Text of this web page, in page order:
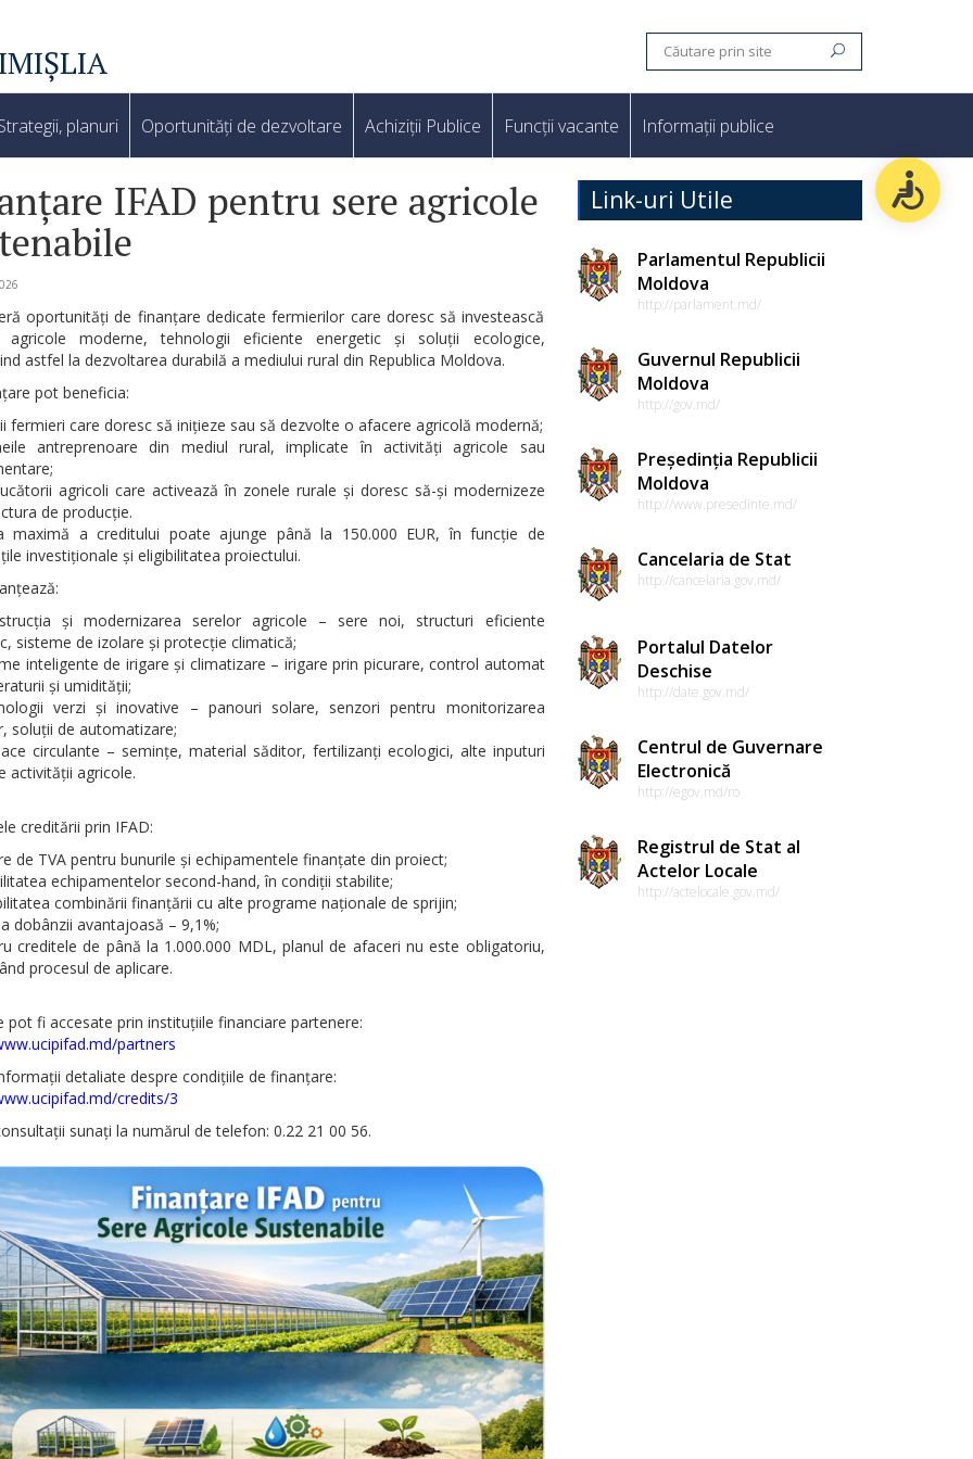
planuri Oportunități de dezvoltare Achiziții Publice Funcții vacante Informații publice
IFAD pentru sere agricole
oportunități de finanțare dedicate fermierilor care doresc să investească
moderne, tehnologii eficiente energetic și soluții ecologice,
astfel la dezvoltarea durabilă a mediului rural din Republica Moldova.
pot beneficia:
fermieri care doresc să inițieze sau să dezvolte o afacere agricolă modernă;
antreprenoare din mediul rural, implicate în activități agricole sau
agricoli care activează în zonele rurale și doresc să-și modernizeze
de producție.
maximă a creditului poate ajunge până la 150.000 EUR, în funcție de
investiționale și eligibilitatea proiectului.
și modernizarea serelor agricole – sere noi, structuri eficiente
sisteme de izolare și protecție climatică;
inteligente de irigare și climatizare – irigare prin picurare, control automat
și umidității;
verzi și inovative – panouri solare, senzori pentru monitorizarea
soluții de automatizare;
circulante – semințe, material săditor, fertilizanți ecologici, alte inputuri
activității agricole.
creditării prin IFAD:
de TVA pentru bunurile și echipamentele finanțate din proiect;
echipamentelor second-hand, în condiții stabilite;
combinării finanțării cu alte programe naționale de sprijin;
dobânzii avantajoasă – 9,1%;
creditele de până la 1.000.000 MDL, planul de afaceri nu este obligatoriu,
procesul de aplicare.
pot fi accesate prin instituțiile financiare partenere:
partners
detaliate despre condițiile de finanțare:
credits/3
sunați la numărul de telefon: 0.22 21 00 56.
Link-uri Utile
Parlamentul Republicii
Moldova
http://parlament.md/
Guvernul Republicii
Moldova
http://gov.md/
Președinția Republicii
Moldova
http://www.presedinte.md/
Cancelaria de Stat
http://cancelaria.gov.md/
Portalul Datelor
Deschise
http://date.gov.md/
Centrul de Guvernare
Electronică
http://egov.md/ro
Registrul de Stat al
Actelor Locale
http://actelocale.gov.md/